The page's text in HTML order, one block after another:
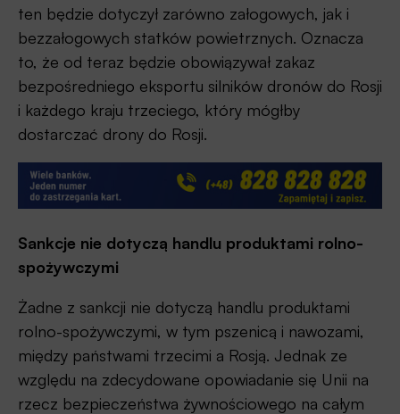
ten będzie dotyczył zarówno załogowych, jak i
bezzałogowych statków powietrznych. Oznacza
to, że od teraz będzie obowiązywał zakaz
bezpośredniego eksportu silników dronów do Rosji
i każdego kraju trzeciego, który mógłby
dostarczać drony do Rosji.
Sankcje nie dotyczą handlu produktami rolno-
spożywczymi
Żadne z sankcji nie dotyczą handlu produktami
rolno-spożywczymi, w tym pszenicą i nawozami,
między państwami trzecimi a Rosją. Jednak ze
względu na zdecydowane opowiadanie się Unii na
rzecz bezpieczeństwa żywnościowego na całym